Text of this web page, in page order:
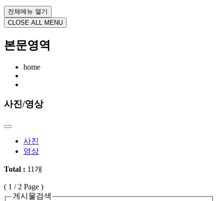
전체메뉴 열기
CLOSE ALL MENU
본문영역
home
사진/영상
사진
영상
Total : 11개
( 1 / 2 Page )
게시물검색